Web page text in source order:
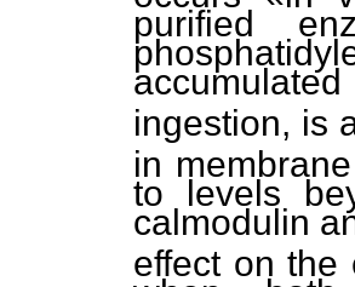
purified
ingestion, is
in
to levels
calmodulin
effect on the